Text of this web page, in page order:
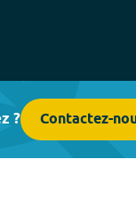
? Contactez-